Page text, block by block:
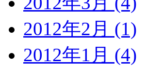
2012年2月 (1)
2012年1月 (4)